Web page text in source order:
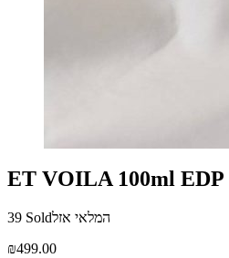
39 Soldהמלאי אזל
₪499.00